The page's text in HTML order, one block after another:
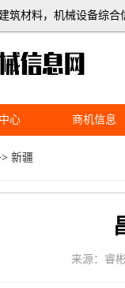
筑材料，机械设备综合
心 商机信息
新疆
来源：睿